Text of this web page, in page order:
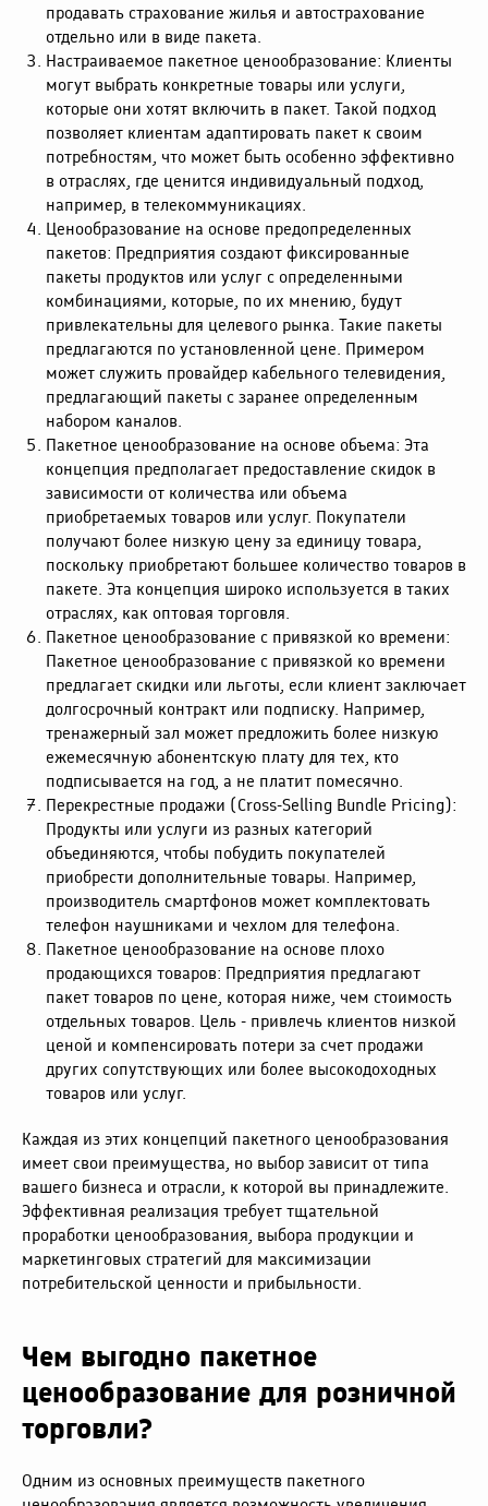
продавать страхование жилья и автострахование
отдельно или в виде пакета.
Настраиваемое пакетное ценообразование: Клиенты
могут выбрать конкретные товары или услуги,
которые они хотят включить в пакет. Такой подход
позволяет клиентам адаптировать пакет к своим
потребностям, что может быть особенно эффективно
в отраслях, где ценится индивидуальный подход,
например, в телекоммуникациях.
Ценообразование на основе предопределенных
пакетов: Предприятия создают фиксированные
пакеты продуктов или услуг с определенными
комбинациями, которые, по их мнению, будут
привлекательны для целевого рынка. Такие пакеты
предлагаются по установленной цене. Примером
может служить провайдер кабельного телевидения,
предлагающий пакеты с заранее определенным
набором каналов.
Пакетное ценообразование на основе объема: Эта
концепция предполагает предоставление скидок в
зависимости от количества или объема
приобретаемых товаров или услуг. Покупатели
получают более низкую цену за единицу товара,
поскольку приобретают большее количество товаров в
пакете. Эта концепция широко используется в таких
отраслях, как оптовая торговля.
Пакетное ценообразование с привязкой ко времени:
Пакетное ценообразование с привязкой ко времени
предлагает скидки или льготы, если клиент заключает
долгосрочный контракт или подписку. Например,
тренажерный зал может предложить более низкую
ежемесячную абонентскую плату для тех, кто
подписывается на год, а не платит помесячно.
Перекрестные продажи (Cross-Selling Bundle Pricing):
Продукты или услуги из разных категорий
объединяются, чтобы побудить покупателей
приобрести дополнительные товары. Например,
производитель смартфонов может комплектовать
телефон наушниками и чехлом для телефона.
Пакетное ценообразование на основе плохо
продающихся товаров: Предприятия предлагают
пакет товаров по цене, которая ниже, чем стоимость
отдельных товаров. Цель - привлечь клиентов низкой
ценой и компенсировать потери за счет продажи
других сопутствующих или более высокодоходных
товаров или услуг.
Каждая из этих концепций пакетного ценообразования
имеет свои преимущества, но выбор зависит от типа
вашего бизнеса и отрасли, к которой вы принадлежите.
Эффективная реализация требует тщательной
проработки ценообразования, выбора продукции и
маркетинговых стратегий для максимизации
потребительской ценности и прибыльности.
Чем выгодно пакетное
ценообразование для розничной
торговли?
Одним из основных преимуществ пакетного